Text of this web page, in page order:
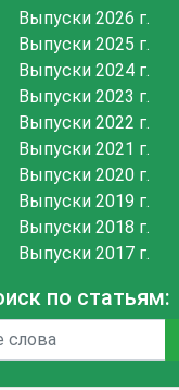
Выпуски 2026 г.
Выпуски 2025 г.
Выпуски 2024 г.
Выпуски 2023 г.
Выпуски 2022 г.
Выпуски 2021 г.
Выпуски 2020 г.
Выпуски 2019 г.
Выпуски 2018 г.
Выпуски 2017 г.
по статьям: